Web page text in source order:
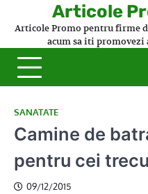
Articole
Articole Promo pentru firme
acum sa iti promovezi
SANATATE
Camine de
pentru cei
09/12/2015